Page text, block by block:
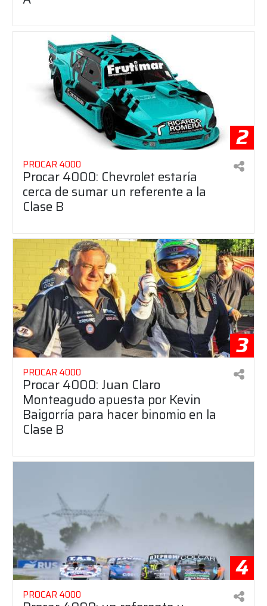
2
PROCAR 4000
Procar 4000: Chevrolet estaría
cerca de sumar un referente a la
Clase B
3
PROCAR 4000
Procar 4000: Juan Claro
Monteagudo apuesta por Kevin
Baigorría para hacer binomio en la
Clase B
4
PROCAR 4000